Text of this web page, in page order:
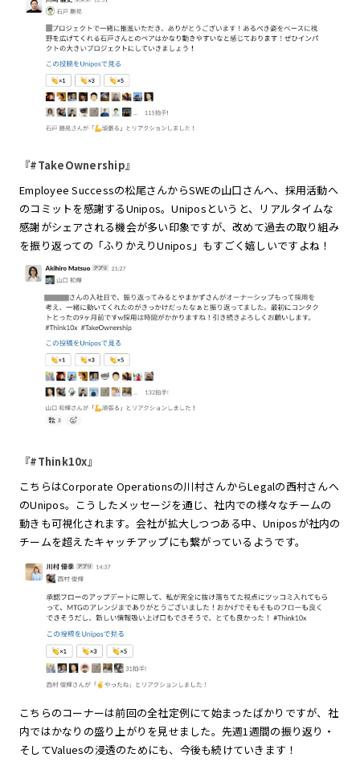
『#TakeOwnership』
Employee Successの松尾さんからSWEの山口さんへ、採用活動へ
のコミットを感謝するUnipos。Uniposというと、リアルタイムな
感謝がシェアされる機会が多い印象ですが、改めて過去の取り組み
を振り返っての「ふりかえりUnipos」もすごく嬉しいですよね！
『#Think10x』
こちらはCorporate Operationsの川村さんからLegalの西村さんへ
のUnipos。こうしたメッセージを通じ、社内での様々なチームの
動きも可視化されます。会社が拡大しつつある中、Uniposが社内の
チームを超えたキャッチアップにも繋がっているようです。
こちらのコーナーは前回の全社定例にて始まったばかりですが、社
内ではかなりの盛り上がりを見せました。先週1週間の振り返り・
そしてValuesの浸透のためにも、今後も続けていきます！